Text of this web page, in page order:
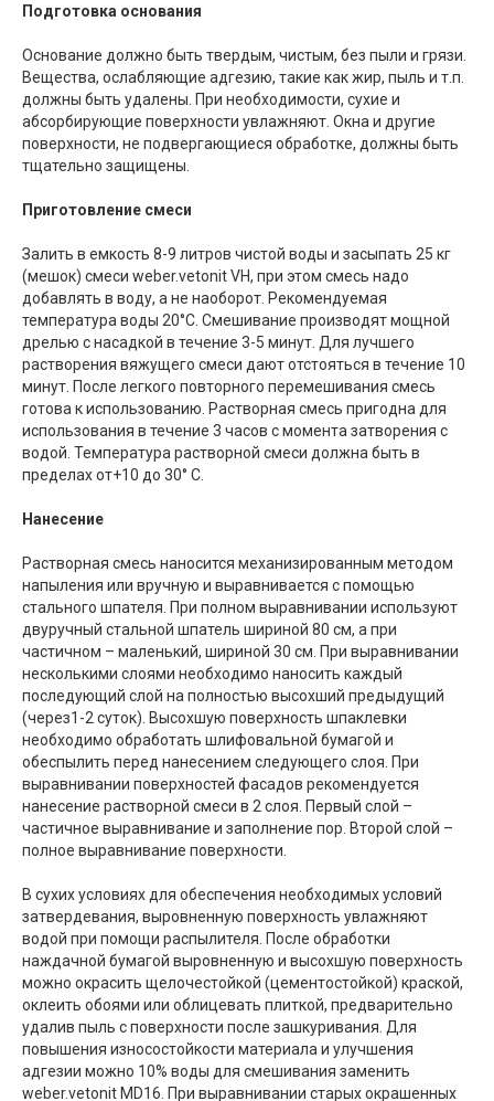
Подготовка основания
Основание должно быть твердым, чистым, без пыли и грязи.
Вещества, ослабляющие адгезию, такие как жир, пыль и т.п.
должны быть удалены. При необходимости, сухие и
абсорбирующие поверхности увлажняют. Окна и другие
поверхности, не подвергающиеся обработке, должны быть
тщательно защищены.
Приготовление смеси
Залить в емкость 8-9 литров чистой воды и засыпать 25 кг
(мешок) смеси weber.vetonit VH, при этом смесь надо
добавлять в воду, а не наоборот. Рекомен­дуемая
температура воды 20°С. Смешивание производят мощной
дрелью с насадкой в течение 3-5 минут. Для лучшего
растворения вяжущего смеси дают отстояться в течение 10
минут. После легкого повторного перемешивания смесь
готова к использованию. Растворная смесь пригодна для
использования в течение 3 часов с момента затворения с
водой. Температура растворной смеси должна быть в
пределах от+10 до 30° С.
Нанесение
Растворная смесь наносится механизированным методом
напыления или вручную и выравнивается с помощью
стального шпателя. При полном выравнивании используют
двуручный стальной шпатель шириной 80 см, а при
частичном – маленький, шириной 30 см. При выравнивании
несколькими слоями необходимо наносить каждый
последующий слой на полностью высохший предыдущий
(через1-2 суток). Высохшую поверхность шпаклевки
необходимо обработать шлифовальной бумагой и
обеспылить перед нанесением следующего слоя. При
выравнивании поверхностей фасадов рекомендуется
нанесение растворной смеси в 2 слоя. Первый слой –
частичное выравнивание и заполнение пор. Второй слой –
полное выравнивание поверхности.
В сухих условиях для обеспечения необходимых условий
затвердевания, выровненную поверхность увлажняют
водой при помощи распылителя. После обработки
наждачной бумагой выровненную и высохшую поверхность
можно окрасить щелочестойкой (цементостойкой) краской,
оклеить обоями или облицевать плиткой, предварительно
удалив пыль с поверхности после зашкуривания. Для
повышения износостойкости материала и улучшения
адгезии можно 10% воды для смешивания заменить
weber.vetonit MD16. При выравнивании старых окрашенных